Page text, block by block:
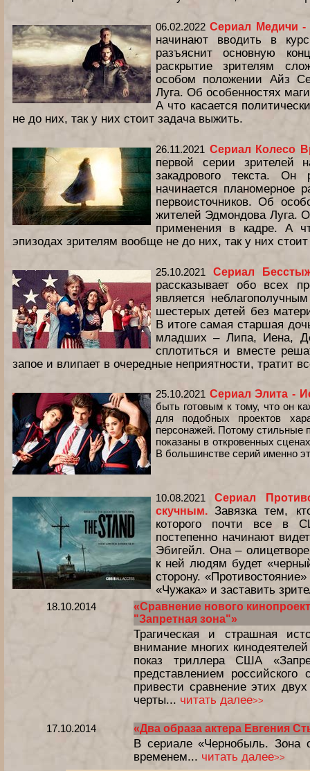
06.02.2022Сериал Медичи
начинают вводить в
разъяснит основную
раскрытие зрителям
особом положении Айз
Луга. Об особенностях
А что касается
не до них, так у них стоит задача выжить.
26.11.2021 Сериал Колесо
первой серии зрителей
закадрового текста. Он
начинается планомерное
первоисточников. Об
жителей Эдмондова Луга.
применения в кадре. А
эпизодах зрителям вообще не до них, так у них
25.10.2021Сериал
рассказывает обо всех
является
шестерых детей без
В итоге самая старшая
младших – Липа, Иена,
сплотиться и вместе
запое и влипает в очередные неприятности, тратит
25.10.2021 Сериал Элита -
быть готовым к тому, что он
для подобных проектов
персонажей. Потому стильные
показаны в откровенных
В большинстве серий именно
10.08.2021Сериал
скучным.Завязка тем,
которого почти все в
постепенно начинают
Эбигейл. Она –
к ней людям будет
сторону.
«Чужака» и заставить
18.10.2014
«Сравнение нового
"Запретная зона"»
Трагическая и страшная
внимание многих
показ триллера США
представлением
привести сравнение этих
черты... читать далее>>
17.10.2014 «Два образа актера Евгения
В сериале «Чернобыль. Зона
временем... читать далее>>